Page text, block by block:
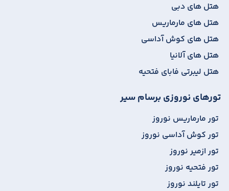
هتل های دبی
هتل های مارماریس
هتل های کوش آداسی
هتل های آلانیا
هتل لیبرتی فابای فتحیه
تورهای نوروزی برسام سیر
تور مارماریس نوروز
تور کوش آداسی نوروز
تور ازمیر نوروز
تور فتحیه نوروز
تور تایلند نوروز